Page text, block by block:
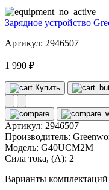
Зарядное устройство
Артикул: 2946507
1 990 ₽
Купить
Артикул: 2946507
Производитель:
Модель: G40UCM2M
Сила тока, (А): 2
Варианты комплектаций